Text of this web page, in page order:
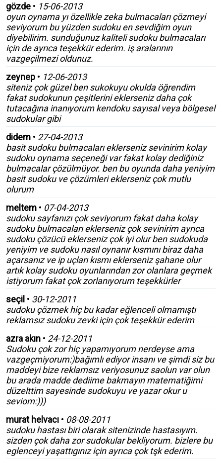
gözde • 15-06-2013
oyun oynama yı özellikle zeka bulmacaları çözmeyi
seviyorum bu yüzden sudoku en sevdiğim oyun
diyebilirim. sunduğunuz kaliteli sudoku bulmacaları
için de ayrıca teşekkür ederim. iş aralarının
vazgeçilmezi oldunuz.
zeynep • 12-06-2013
siteniz çok güzel ben sukokuyu okulda öğrendim
fakat sudokunun çeşitlerini eklerseniz daha çok
tutacağına inanıyorum kendoku sayısal veya bölgesel
sudokular gibi
didem • 27-04-2013
basit sudoku bulmacaları eklerseniz sevinirim kolay
sudoku oynama seçeneği var fakat kolay dediğiniz
bulmacalar çözülmüyor. ben bu oyunda daha yeniyim
basit sudoku ve çözümleri eklerseniz çok mutlu
olurum
meltem • 07-04-2013
sudoku sayfanızı çok seviyorum fakat daha kolay
sudoku bulmacaları eklerseniz çok sevinirim ayrıca
sudoku çözücü eklerseniz çok iyi olur ben sudokuda
yeniyim ve sudoku nasıl oynanır kısmını biraz daha
açarsanız ve ip uçları kısmı eklerseniz şahane olur
artık kolay sudoku oyunlarından zor olanlara geçmek
istiyorum fakat çok zorlanıyorum teşekkürler
seçil • 30-12-2011
sudoku çözmek hiç bu kadar eğlenceli olmamıştı
reklamsız sudoku zevki için çok teşekkür ederim
azra akın • 24-12-2011
Sudoku çok zor hiç yapamıyorum nerdeyse ama
vazgeçmiyorum:)bağımlı ediyor insanı ve şimdi siz bu
maddeyi bize reklamsız veriyosunuz saolun var olun
bu arada madde dediime bakmayın matematiğimi
düzelttim sayesinde sudokuyu ve yazar okur u
seviom:)))
murat helvacı • 08-08-2011
sudoku hastası biri olarak sitenizinde hastasıyım.
sizden çok daha zor sudokular bekliyorum. bizlere bu
eglenceyi yaşattıgınız için ayrıca çok tşk ederim.